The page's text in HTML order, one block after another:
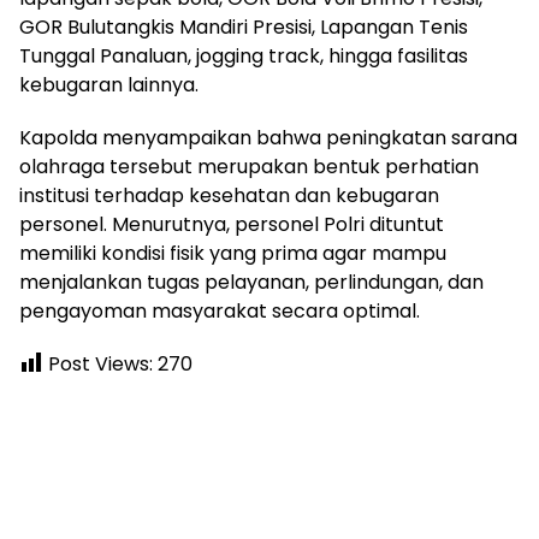
GOR Bulutangkis Mandiri Presisi, Lapangan Tenis
Tunggal Panaluan, jogging track, hingga fasilitas
kebugaran lainnya.
Kapolda menyampaikan bahwa peningkatan sarana
olahraga tersebut merupakan bentuk perhatian
institusi terhadap kesehatan dan kebugaran
personel. Menurutnya, personel Polri dituntut
memiliki kondisi fisik yang prima agar mampu
menjalankan tugas pelayanan, perlindungan, dan
pengayoman masyarakat secara optimal.
Post Views: 270